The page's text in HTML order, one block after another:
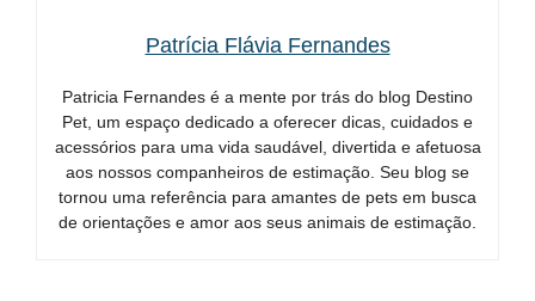
Patrícia Flávia Fernandes
Patricia Fernandes é a mente por trás do blog Destino
Pet, um espaço dedicado a oferecer dicas, cuidados e
acessórios para uma vida saudável, divertida e afetuosa
aos nossos companheiros de estimação. Seu blog se
tornou uma referência para amantes de pets em busca
de orientações e amor aos seus animais de estimação.